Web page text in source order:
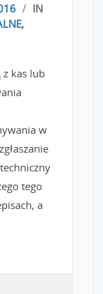
/ IN
,
kas lub
w
tego
a